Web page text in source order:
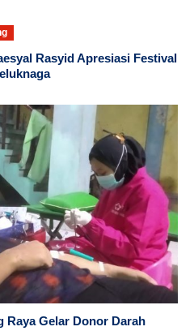
Rasyid Apresiasi Festival
Raya Gelar Donor Darah